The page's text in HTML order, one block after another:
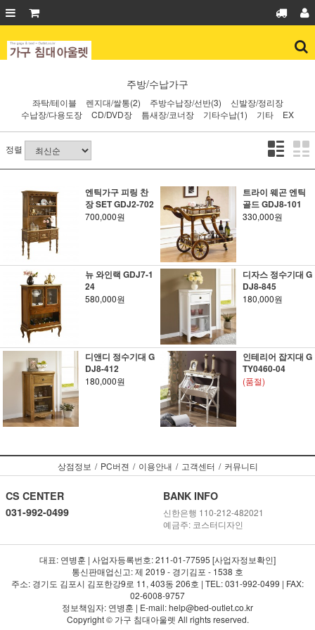
주방/수납가구
좌탁/테이블 렌지대/쌀통(2) 주방수납장/선반(3)
신발장/정리장
수납장/다용도장
CD/DVD장 틈새장/코너장 기타수납(1) 기타 EX
정렬
엔틱가구 피링 찬
장 SET GDJ2-702
700,000원
트라이 웨곤 엔틱
골드 GDJ8-101
330,000원
뉴 와인랙 GDJ7-1
24
580,000원
디자스 정수기대 G
DJ8-845
180,000원
디앤디 정수기대 G
DJ8-412
180,000원
인테리어 잡지대 G
TY0460-04
(품절)
상점정보 / PC버젼 / 이용안내 / 고객센터 / 커뮤니티
CS CENTER
031-992-0499
BANK INFO
신한은행 110-212-482021
예금주: 코스터디자인
대표: 연병훈 | 사업자등록번호: 211-01-77595 [사업자정보확인]
통신판매업신고: 제 2019 - 경기김포 - 1538 호
주소: 경기도 김포시 김포한강9로 11, 403동 206호 | TEL: 031-992-0499 | FAX:
02-6008-9757
정보책임자: 연병훈 | E-mail: help@bed-outlet.co.kr
Copyright © 가구 침대아울렛 All rights reserved.